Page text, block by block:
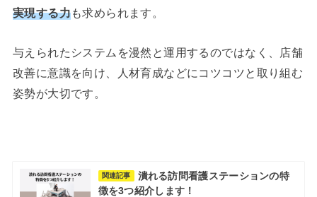
実現する力も求められます。
与えられたシステムを漫然と運用するのではなく、店舗
改善に意識を向け、人材育成などにコツコツと取り組む
姿勢が大切です。
関連記事
潰れる訪問看護ステーションの特
徴を3つ紹介します！